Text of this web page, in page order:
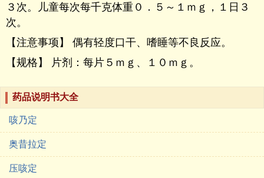
３次。儿童每次每千克体重０．５～１ｍｇ，１日３
次。
【注意事项】 偶有轻度口干、嗜睡等不良反应。
【规格】 片剂：每片５ｍｇ、１０ｍｇ。
药品说明书大全
咳乃定
奥昔拉定
压咳定